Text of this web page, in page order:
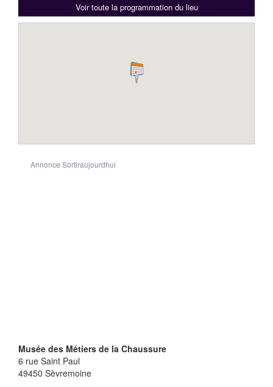
Voir toute la programmation du lieu
Annonce Sortiraujourdhui
Musée des Métiers de la Chaussure
6 rue Saint Paul
49450 Sèvremoine